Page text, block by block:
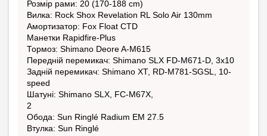
Розмір рами: 20 (170-188 cm)
Вилка: Rock Shox Revelation RL Solo Air 130mm
Амортизатор: Fox Float CTD
Манетки Rapidfire-Plus
Тормоз: Shimano Deore A-M615
Передній перемикач: Shimano SLX FD-M671-D, 3x10
Задній перемикач: Shimano XT, RD-M781-SGSL, 10-
speed
Шатуні: Shimano SLX, FC-M67X,
2
Обода: Sun Ringlé Radium EM 27.5
Втулка: Sun Ringlé